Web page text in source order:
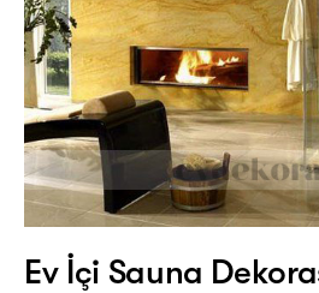
Ev İçi Sauna